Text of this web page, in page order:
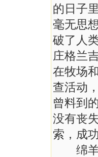
的日子
毫无思
破了人
庄格兰
在牧场
查活动
曾料到
没有丧
索，成
绵羊